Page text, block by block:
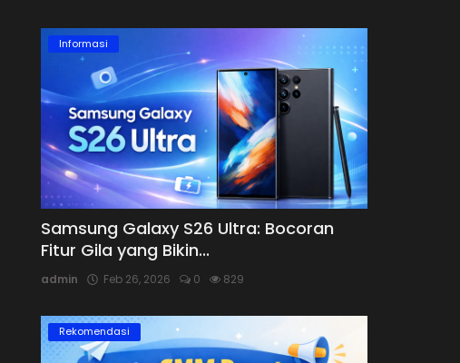
Informasi
Samsung Galaxy S26 Ultra: Bocoran
Fitur Gila yang Bikin...
admin Feb 26, 2026 0 829
Rekomendasi